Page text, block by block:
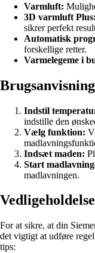
Varmluft:
3D varmluft Plus:
sikrer perfekt
Automatisk
forskellige retter.
Varmelegeme i
Brugsanvisning
Indstil
indstille den
Vælg funktion:
Indsæt maden:
Start
madlavningen.
Vedligeholdelse
For at sikre, at din
det vigtigt at udføre
tips: